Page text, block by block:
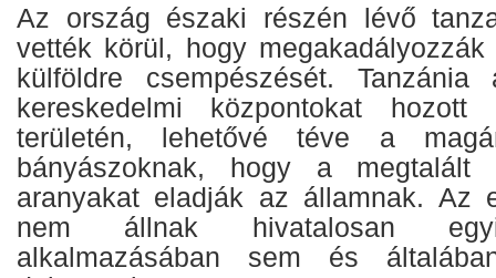
Az ország északi részén lévő
vették körül, hogy
külföldre csempészését.
kereskedelmi központokat
területén, lehetővé téve a
bányászoknak, hogy a megtalált
aranyakat eladják az államnak. Az
nem állnak hivatalosan
alkalmazásában sem és